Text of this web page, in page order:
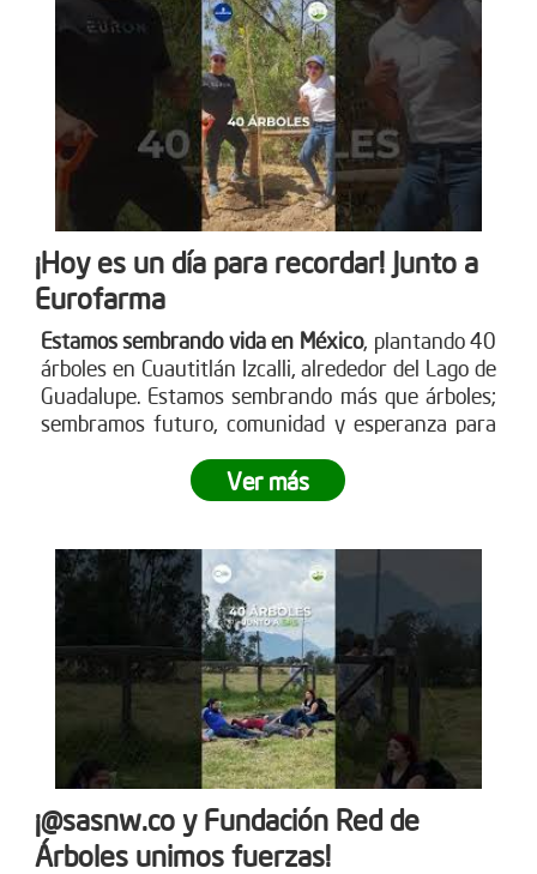
¡Hoy es un día para recordar! Junto a
Eurofarma
Estamos sembrando vida en México, plantando 40
árboles en Cuautitlán Izcalli, alrededor del Lago de
Guadalupe. Estamos sembrando más que árboles;
sembramos futuro, comunidad y esperanza para
revolución verde?
Ver más
¡@sasnw.co y Fundación Red de
Árboles unimos fuerzas!